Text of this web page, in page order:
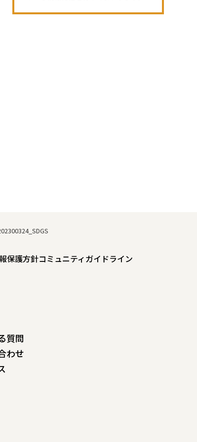
保護方針コミュニティガイドライン
質問
わせ